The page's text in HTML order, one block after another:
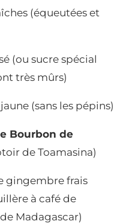
(équeutées et
(ou sucre spécial
très mûrs)
(sans les pépins)
Bourbon de
de Toamasina)
gingembre frais
à café de
Madagascar)